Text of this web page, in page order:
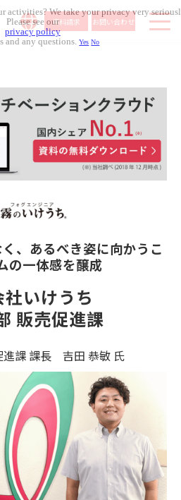
資料請求 お問い合わせ
料金体系
無料セミナー
役立ち資料
ラム記事
人事メディア
、あるべき姿に向かうこ
の一体感を醸成
いけうち
販売促進課
進課 課長 吉田 恭敏 氏
activities? We take your privacy very
Please see our
privacy policy
and any questions.Yes No